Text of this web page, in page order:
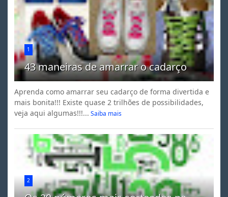
1
43 maneiras de amarrar o cadarço
Aprenda como amarrar seu cadarço de forma divertida e
mais bonita!!! Existe quase 2 trilhões de possibilidades,
veja aqui algumas!!!... Saiba mais
2